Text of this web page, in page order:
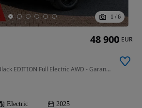
1 / 6
414 CP • KGM MUSSO Black EDITION Full Electric AWD - Garantie Baterie 10 Ani!
Electric 2025
48 900 EUR